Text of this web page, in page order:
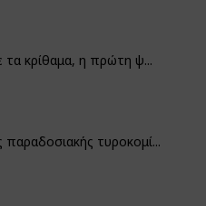
τα κρίθαμα, η πρώτη ψ...
τυροκομί...